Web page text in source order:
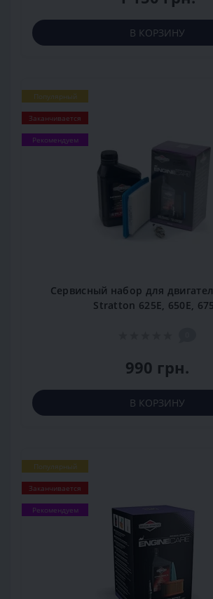
В КОРЗИНУ
Популярный
Заканчивается
Рекомендуем
Сервисный набор для
Stratton 625E, 650E,
990 грн.
В КОРЗИНУ
Популярный
Заканчивается
Рекомендуем